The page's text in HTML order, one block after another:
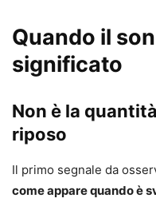
Quando il
significato
Non è la
riposo
Il primo segnale da
come appare quando è